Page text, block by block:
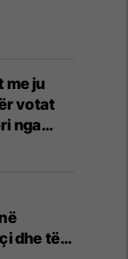
me ju
votat
nga
dhe të